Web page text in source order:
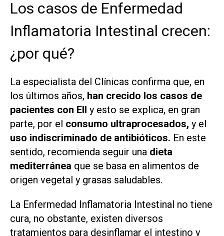
Los casos de Enfermedad
Inflamatoria Intestinal crecen:
¿por qué?
La especialista del Clínicas confirma que, en
los últimos años, han crecido los casos de
pacientes con EII y esto se explica, en gran
parte, por el consumo ultraprocesados, y el
uso indiscriminado de antibióticos. En este
sentido, recomienda seguir una dieta
mediterránea que se basa en alimentos de
origen vegetal y grasas saludables.
La Enfermedad Inflamatoria Intestinal no tiene
cura, no obstante, existen diversos
tratamientos para desinflamar el intestino y